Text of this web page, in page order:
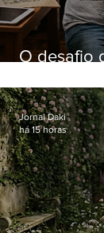
O desafio
Jornal Daki
há 15 horas